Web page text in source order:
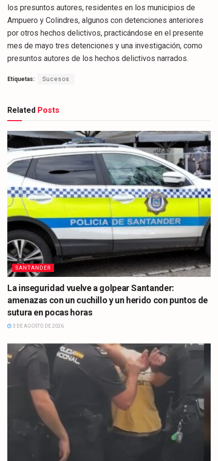
los presuntos autores, residentes en los municipios de
Ampuero y Colindres, algunos con detenciones anteriores
por otros hechos delictivos, practicándose en el presente
mes de mayo tres detenciones y una investigación, como
presuntos autores de los hechos delictivos narrados.
Etiquetas: Sucesos
Related Posts
SANTANDER
La inseguridad vuelve a golpear Santander:
amenazas con un cuchillo y un herido con puntos de
sutura en pocas horas
3 DE AGOSTO DE 2026